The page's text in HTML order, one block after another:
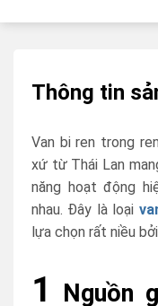
Thông tin
Van bi ren trong
xứ từ Thái Lan
năng hoạt động
nhau. Đây là loại
lựa chọn rất niều
1
Nguồn